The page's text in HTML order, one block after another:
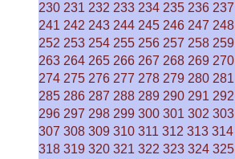
230 231 232 233 234 235 236 237
241 242 243 244 245 246 247 248
252 253 254 255 256 257 258 259
263 264 265 266 267 268 269 270
274 275 276 277 278 279 280 281
285 286 287 288 289 290 291 292
296 297 298 299 300 301 302 303
307 308 309 310 311 312 313 314
318 319 320 321 322 323 324 325